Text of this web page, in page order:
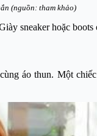
(nguồn: tham khảo)
sneaker hoặc boots
áo thun. Một